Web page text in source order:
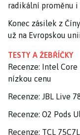
radikální proměnu i
Konec zásilek z
už na Evropskou
TESTY A ŽEBŘÍČKY
Recenze: Intel
nízkou cenu
Recenze: JBL Live
Recenze: O2 Pods
Recenze: TCL